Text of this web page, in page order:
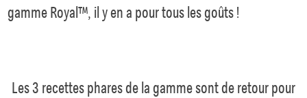
gamme Royal™, il y en a pour tous les goûts !
Les 3 recettes phares de la gamme sont de retour pour